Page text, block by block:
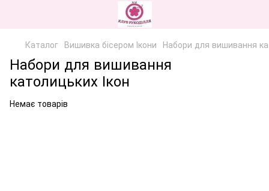
Каталог Вишивка бісером Ікони Набори для вишивання
Набори для вишивання
католицьких Ікон
Немає товарів